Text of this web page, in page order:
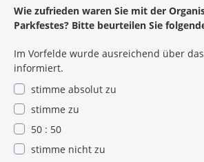
Wie zufrieden waren Sie mit der
Parkfestes? Bitte beurteilen Sie
Im Vorfelde wurde ausreichend über
informiert.
stimme absolut zu
stimme zu
50 : 50
stimme nicht zu